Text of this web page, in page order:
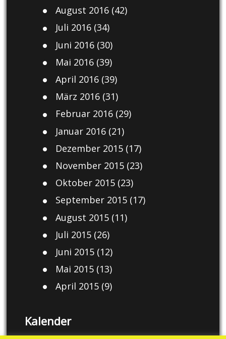
August 2016(42)
Juli 2016(34)
Juni 2016(30)
Mai 2016(39)
April 2016(39)
März 2016(31)
Februar 2016(29)
Januar 2016(21)
Dezember 2015(17)
November 2015(23)
Oktober 2015(23)
September 2015(17)
August 2015(11)
Juli 2015(26)
Juni 2015(12)
Mai 2015(13)
April 2015(9)
Kalender